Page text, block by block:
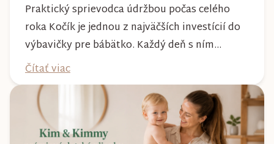
Praktický sprievodca údržbou počas celého
roka Kočík je jednou z najväčších investícií do
výbavičky pre bábätko. Každý deň s ním
absolvujete prechádzky po meste, v parkoch,
na lesných chodníkoch aj počas nepriaznivého
počasia. Pravidelnou starostlivosťou si však
môžete byť istí, že vám bude spoľahlivo slúžiť
dlhé roky a zachová si svoj krásny vzhľ...
Čítať viac